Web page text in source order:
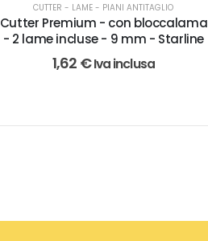
CUTTER - LAME - PIANI ANTITAGLIO
Cutter Premium - con bloccalama
- 2 lame incluse - 9 mm - Starline
1,62 €Iva inclusa